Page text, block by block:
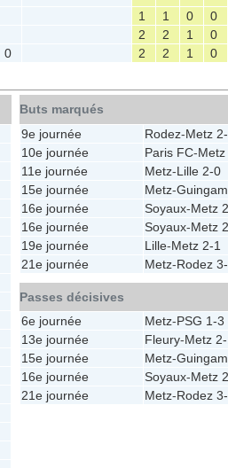
1 1 0
0
2 2 1
0
0 2 2 1 0
Buts marqués
9e journée
Rodez-Metz
10e journée
Paris FC-Metz
11e journée
Metz-Lille 2-0
15e journée
Metz-
16e journée
Soyaux-Metz
16e journée
Soyaux-Metz
19e journée
Lille-Metz 2-1
21e journée
Metz-Rodez
Passes décisives
6e journée
Metz-PSG 1-3
13e journée
Fleury-Metz 2-
15e journée
Metz-
16e journée
Soyaux-Metz
21e journée
Metz-Rodez